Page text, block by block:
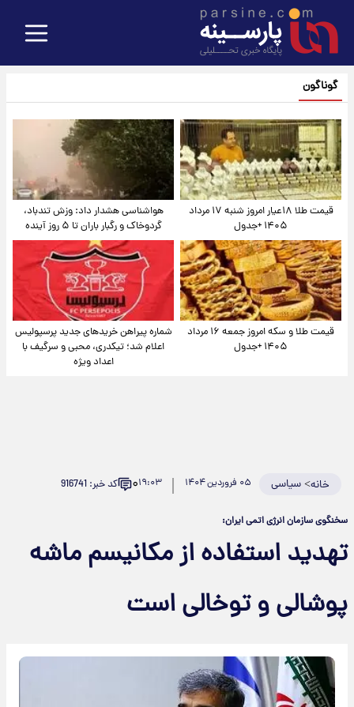
گوناگون
قیمت طلا ۱۸عیار امروز شنبه ۱۷ مرداد
۱۴۰۵ +جدول
هواشناسی هشدار داد: وزش تندباد،
گردوخاک و رگبار باران تا ۵ روز آینده
قیمت طلا و سکه امروز جمعه ۱۶ مرداد
۱۴۰۵ +جدول
شماره پیراهن خریدهای جدید پرسپولیس
اعلام شد؛ تیکدری، محبی و سرگیف با
اعداد ویژه
خانه>سیاسی ۰۵ فروردین ۱۴۰۴ ۱۹:۰۳۰ کد خبر: 916741
سخنگوی سازمان انرژی اتمی ایران:
تهدید استفاده از مکانیسم ماشه
پوشالی و توخالی است